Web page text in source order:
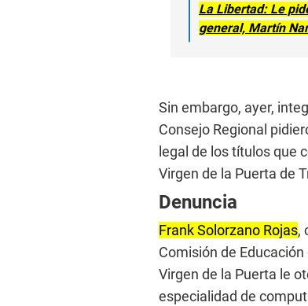
La Libertad: Le
general, Martín
Sin embargo, ayer,
Consejo Regional
legal de los títulos que
Virgen de la Puerta de
Denuncia
Frank Solorzano Rojas,
Comisión de
Virgen de la Puerta le
especialidad de